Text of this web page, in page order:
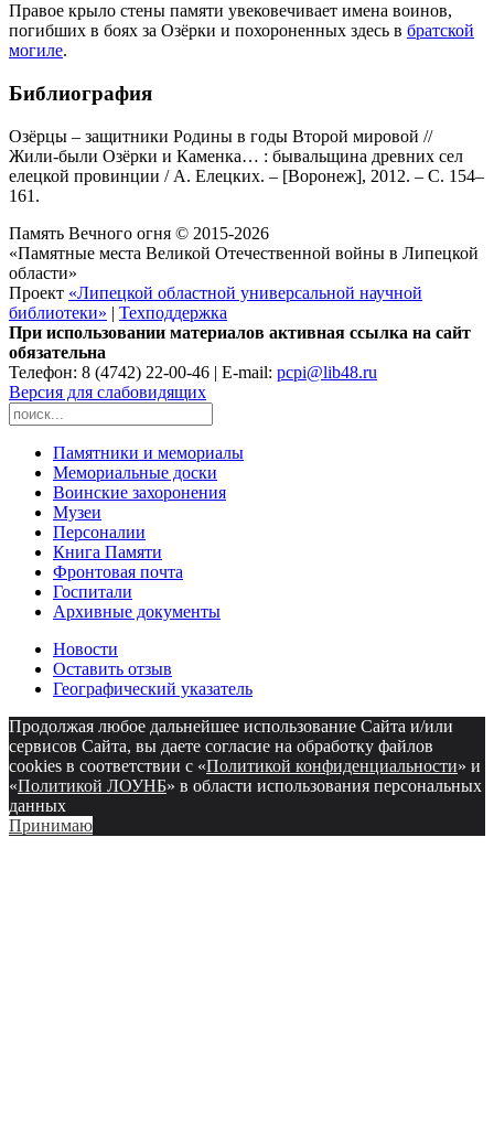
Правое крыло стены памяти увековечивает имена воинов,
погибших в боях за Озёрки и похороненных здесь в братской
могиле.
Библиография
Озёрцы – защитники Родины в годы Второй мировой //
Жили-были Озёрки и Каменка… : бывальщина древних сел
елецкой провинции / А. Елецких. – [Воронеж], 2012. – С. 154–
161.
Память Вечного огня © 2015-2026
«Памятные места Великой Отечественной войны в Липецкой
области»
Проект «Липецкой областной универсальной научной
библиотеки» | Техподдержка
При использовании материалов активная ссылка на сайт
обязательна
Телефон: 8 (4742) 22-00-46 | E-mail: pcpi@lib48.ru
Версия для слабовидящих
Памятники и мемориалы
Мемориальные доски
Воинские захоронения
Музеи
Персоналии
Книга Памяти
Фронтовая почта
Госпитали
Архивные документы
Новости
Оставить отзыв
Географический указатель
Продолжая любое дальнейшее использование Сайта и/или
сервисов Сайта, вы даете согласие на обработку файлов
cookies в соответствии с «Политикой конфиденциальности» и
«Политикой ЛОУНБ» в области использования персональных
данных
Принимаю